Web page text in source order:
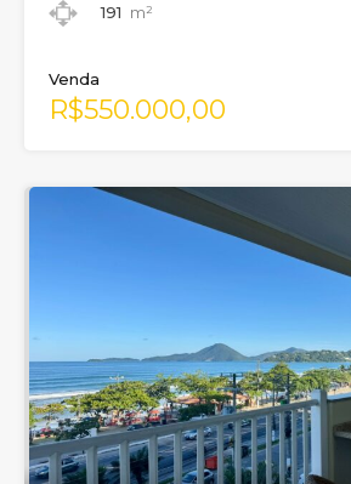
191 m²
Venda
R$550.000,00